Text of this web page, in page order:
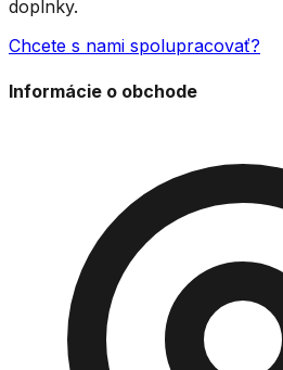
doplnky.
Chcete s nami spolupracovať?
Informácie o obchode